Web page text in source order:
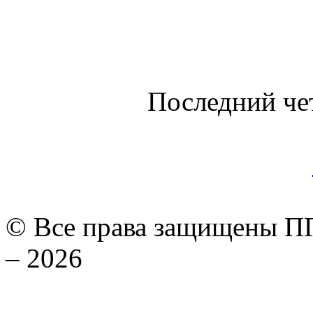
Последний
© Все права защищены
– 2026